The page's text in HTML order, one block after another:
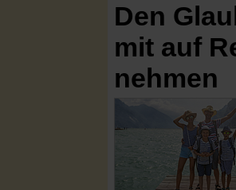
Den
mit auf
nehmen